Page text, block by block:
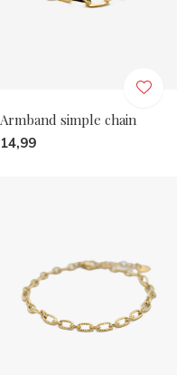
Armband simple chain
14,99